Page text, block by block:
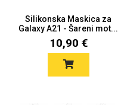
Silikonska Maskica za
Galaxy A21 - Šareni mot...
10,90 €